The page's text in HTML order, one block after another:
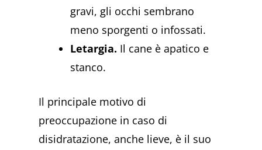
gravi, gli occhi sembrano
meno sporgenti o infossati.
Letargia. Il cane è apatico e
stanco.
Il principale motivo di
preoccupazione in caso di
disidratazione, anche lieve, è il suo